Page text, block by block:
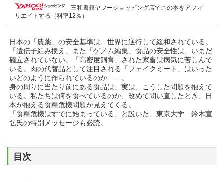
三和書籍ヤフーショッピング店でこの本をアフィ
リエイトする（料率12％）
日本の「農薬」の安全基準は、世界に逆行して緩和されている。
「遺伝子組み換え」また「ゲノム編集」食品の安全性は、いまだ
確立されていない。「高密度飼育」された家畜は病気に苦しんで
いる。肉の代替品として注目される「フェイクミート」はいった
いどのように作られているのか……。
身の周りに当たり前にある食品は、実は、こうした問題を抱えて
いる。私たちは何を食べているのか、改めて問い直したとき、日
本が抱える食糧危機問題が見えてくる。
「食糧危機はすでに始まっている」と説いた、東京大学 鈴木宣
弘氏の特別メッセージも必読。
目次